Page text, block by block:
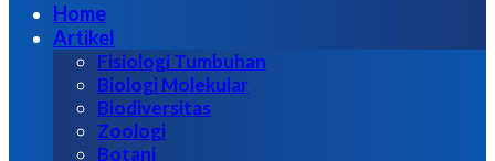
Home
Artikel
Fisiologi Tumbuhan
Biologi Molekular
Biodiversitas
Zoologi
Botani